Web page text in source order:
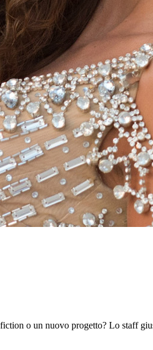
o un nuovo progetto? Lo staff